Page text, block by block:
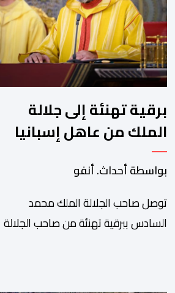
انخراطها التام في كل […]
برقية تهنئة إلى جلالة
الملك من عاهل إسبانيا
الملك فيليبي السادس
بمناسبة عيد العرش
المجيد
بواسطة أحداث. أنفو
توصل صاحب الجلالة الملك محمد
السادس ببرقية تهنئة من صاحب الجلالة